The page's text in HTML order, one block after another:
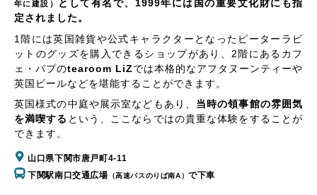
年に建設）
として有名で、1999年には国の重要文化財にも指
定されました。
1階には英国雑貨や公式キャラクターとなったピーターラビ
ットのグッズを購入できるショップがあり、2階にあるカフ
ェ・パプのtearoom LiZでは本格的なアフタヌーンティーや
英国ビールなどを堪能することができます。
英国様式の中庭や展示室などもあり、 当時の領事館の雰囲気
を満喫する という、ここならではの貴重な体験をすることが
できます。
山口県下関市唐戸町4-11
下関駅南口交通広場 （高速バスのりば南A）で下車